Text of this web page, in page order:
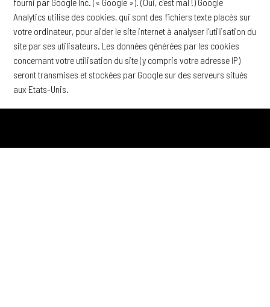
Analytics utilise des cookies, qui sont des fichiers texte placés sur
votre ordinateur, pour aider le site internet à analyser l’utilisation du
site par ses utilisateurs. Les données générées par les cookies
concernant votre utilisation du site (y compris votre adresse IP)
seront transmises et stockées par Google sur des serveurs situés
aux Etats-Unis.